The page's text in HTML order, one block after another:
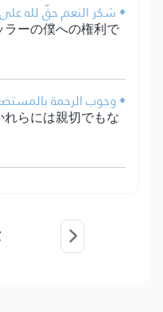
• شكر النعم حقّ لله
ーの僕への権利で
• وجوب الرحمة
らには親切でもな